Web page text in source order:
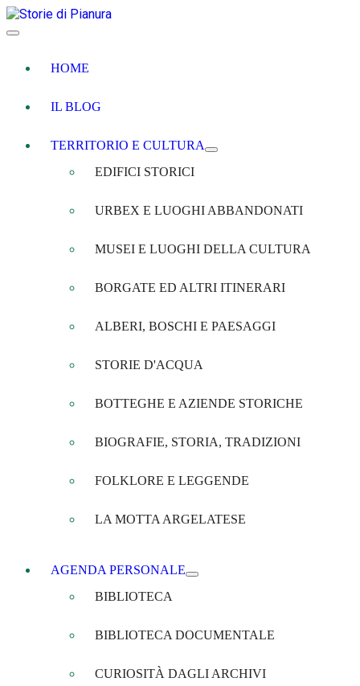
HOME
IL BLOG
TERRITORIO E CULTURA
EDIFICI STORICI
URBEX E LUOGHI ABBANDONATI
MUSEI E LUOGHI DELLA CULTURA
BORGATE ED ALTRI ITINERARI
ALBERI, BOSCHI E PAESAGGI
STORIE D'ACQUA
BOTTEGHE E AZIENDE STORICHE
BIOGRAFIE, STORIA, TRADIZIONI
FOLKLORE E LEGGENDE
LA MOTTA ARGELATESE
AGENDA PERSONALE
BIBLIOTECA
BIBLIOTECA DOCUMENTALE
CURIOSITÀ DAGLI ARCHIVI